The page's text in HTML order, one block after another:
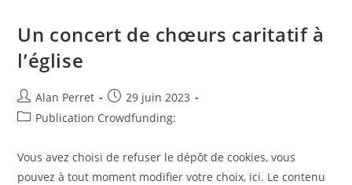
Du
Sang
Un concert de chœurs caritatif à
l’église
Auteur/autrice
de
Alan Perret
Post
published:
29 juin 2023
PostPublication Crowdfunding:
Vous avez choisi de refuser le dépôt de cookies, vous
pouvez à tout moment modifier votre choix, ici. Le contenu